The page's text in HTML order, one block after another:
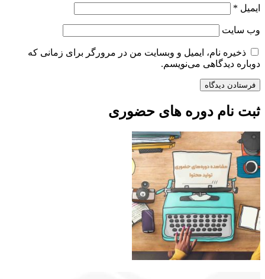
ایمیل *
وب‌ سایت
ذخیره نام، ایمیل و وبسایت من در مرورگر برای زمانی که
دوباره دیدگاهی می‌نویسم.
ثبت نام دوره های حضوری